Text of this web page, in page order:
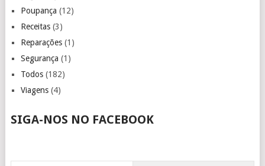
Poupança (12)
Receitas(3)
Reparações(1)
Segurança (1)
Todos(182)
Viagens(4)
SIGA-NOS NO FACEBOOK